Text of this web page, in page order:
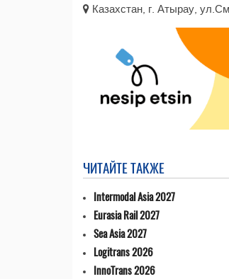
Казахстан, г. Атырау,
ЧИТАЙТЕ ТАКЖЕ
Intermodal Asia 2027
Eurasia Rail 2027
Sea Asia 2027
Logitrans 2026
InnoTrans 2026